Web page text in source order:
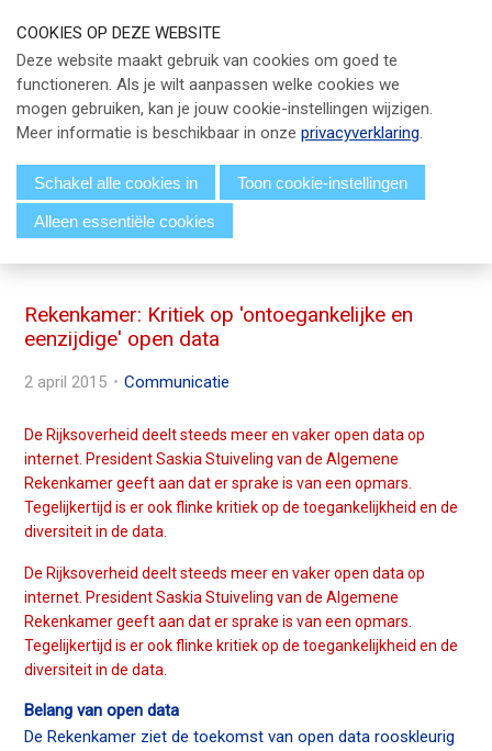
J
u
p
t
o
n
a
i
g
a
o
n
Our Phone Number:
033 - 247 34 66 Our Email Address:
info@eicpc.nl
Menu
Rekenkamer: Kritiek op 'ontoegankelijke en
eenzijdige' open data
2 april 2015 Communicatie
De Rijksoverheid deelt steeds meer en vaker open data op
internet. President Saskia Stuiveling van de Algemene
Rekenkamer geeft aan dat er sprake is van een opmars.
Tegelijkertijd is er ook flinke kritiek op de toegankelijkheid en de
diversiteit in de data.
De Rijksoverheid deelt steeds meer en vaker open data op
internet. President Saskia Stuiveling van de Algemene
Rekenkamer geeft aan dat er sprake is van een opmars.
Tegelijkertijd is er ook flinke kritiek op de toegankelijkheid en de
diversiteit in de data.
Belang van open data
De Rekenkamer ziet de toekomst van open data rooskleurig
Actueel
Public Controlling
Permanente Educatie
TPC Online
Voor Leden
Over EICPC
Inloggen
Zoek
Inloggen
COOKIES OP DEZE WEBSITE
Deze website maakt gebruik van cookies om goed te
functioneren. Als je wilt aanpassen welke cookies we
mogen gebruiken, kan je jouw cookie-instellingen wijzigen.
Meer informatie is beschikbaar in onze privacyverklaring.
Schakel alle cookies in Toon cookie-instellingen
Alleen essentiële cookies